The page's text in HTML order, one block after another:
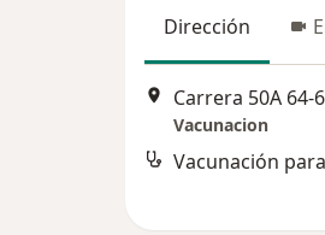
Dirección
Carrera 50A 64-
Vacunacion
Vacunación